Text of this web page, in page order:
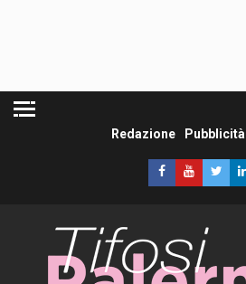
Redazione Pubblicità